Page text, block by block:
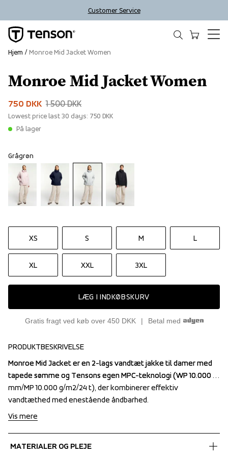
Customer Service
Monroe Mid Jacket Women
750 DKK 1 500 DKK
Lowest price last 30 days: 750 DKK
På lager
Grågrøn
XS S M L
XL XXL 3XL
LÆG I INDKØBSKURV
Gratis fragt ved køb over 450 DKK Betal med
Hjem Monroe Mid Jacket Women
Sale
PRODUKTBESKRIVELSE
Monroe Mid Jacket er en 2-lags vandtæt jakke til damer med
tapede sømme og Tensons egen MPC-teknologi (WP 10.000
mm/MP 10.000 g/m2/24 t), der kombinerer effektiv
vandtæthed med enestående åndbarhed.
Monroe Mid Jacket er en 2-lags vandtæt jakke til damer med
tapede sømme og Tensons egen MPC-teknologi (WP 10.000
mm/MP 10.000 g/m2/24 t), der kombinerer effektiv
vandtæthed med enestående åndbarhed.
Vis mere
MATERIALER OG PLEJE